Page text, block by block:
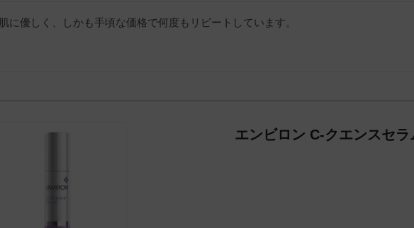
肌に優しく、しかも手頃な価格で何度もリピートしています。
エンビロン C-クエンスセラ